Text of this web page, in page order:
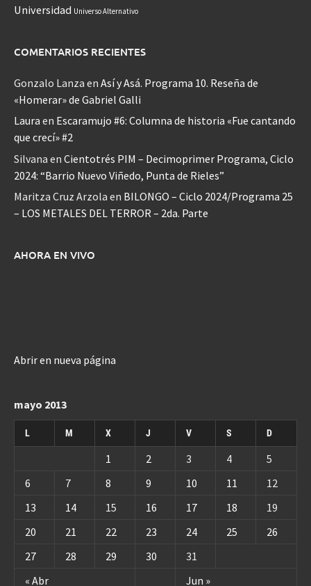
Universidad Universo Alternativo
COMENTARIOS RECIENTES
Gonzalo Lanza en Así y Asá. Programa 10. Reseña de
«Homerar» de Gabriel Galli
Laura en Escaramujo #6: Columna de historia «Fue cantando
que crecí» #2
Silvana en Cientotrés PIM – Decimoprimer Programa, Ciclo
2024: “Barrio Nuevo Viñedo, Punta de Rieles”
Maritza Cruz Arzola en BILONGO – Ciclo 2024/Programa 25
– LOS METALES DEL TERROR – 2da. Parte
AHORA EN VIVO
Abrir en nueva página
mayo 2013
L M X J V S D
« Abr Jun »
1 2 3 4
5
6
7 8 9 10 11
12
13
14 15 16 17 18
19
20
21 22 23 24 25
26
27
28 29 30 31